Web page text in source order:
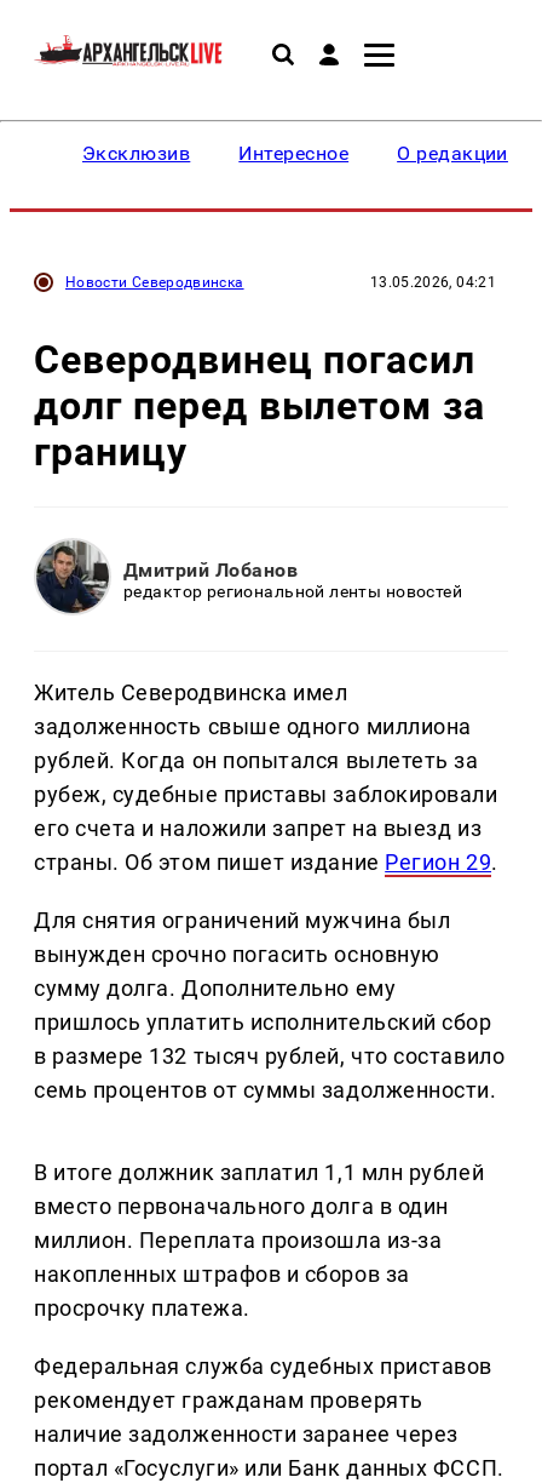
Эксклюзив Интересное О редакции
Новости Северодвинска 13.05.2026, 04:21
Северодвинец погасил
долг перед вылетом за
границу
Дмитрий Лобанов
редактор региональной ленты новостей
Житель Северодвинска имел
задолженность свыше одного миллиона
рублей. Когда он попытался вылететь за
рубеж, судебные приставы заблокировали
его счета и наложили запрет на выезд из
страны. Об этом пишет издание Регион 29.
Для снятия ограничений мужчина был
вынужден срочно погасить основную
сумму долга. Дополнительно ему
пришлось уплатить исполнительский сбор
в размере 132 тысяч рублей, что составило
семь процентов от суммы задолженности.
В итоге должник заплатил 1,1 млн рублей
вместо первоначального долга в один
миллион. Переплата произошла из-за
накопленных штрафов и сборов за
просрочку платежа.
Федеральная служба судебных приставов
рекомендует гражданам проверять
наличие задолженности заранее через
портал «Госуслуги» или Банк данных ФССП.